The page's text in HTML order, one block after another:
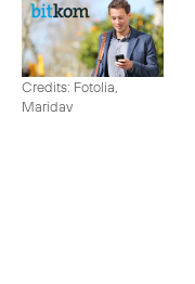
Credits: Fotolia,
Maridav